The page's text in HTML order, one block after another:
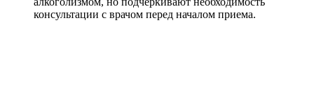
консультации с врачом перед началом приема.